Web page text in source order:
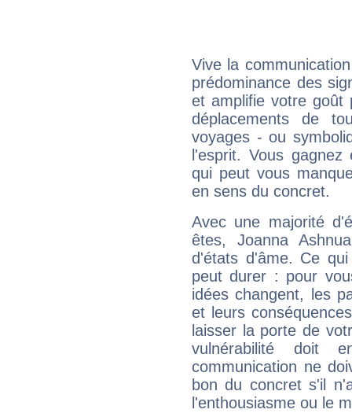
Vive la
prédominance des
et amplifie votre goût
déplacements de
voyages - ou
l'esprit. Vous
qui peut vous
en sens du concret.
Avec une majorité
êtes, Joanna
d'états d'âme. Ce
peut durer : pour
idées changent, les
et leurs
laisser la porte de
vulnérabilité doit
communication ne
bon du concret s'il
l'enthousiasme ou le